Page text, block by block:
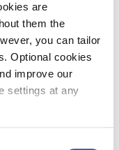
are
them the
you can tailor
Optional cookies
improve our
settings at any